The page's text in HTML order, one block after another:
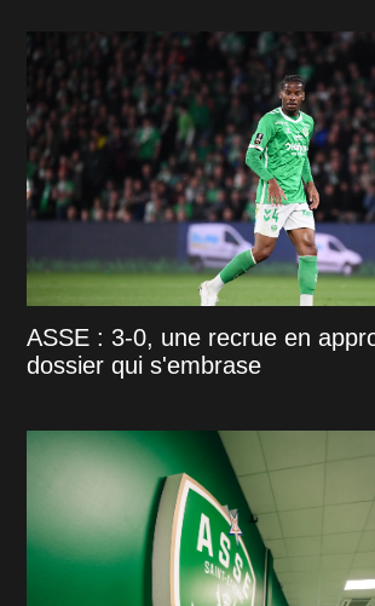
ASSE : 3-0, une recrue en
dossier qui s'embrase